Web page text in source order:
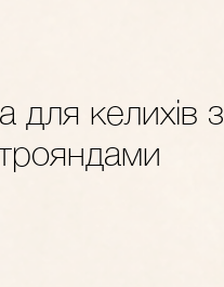
для келихів з